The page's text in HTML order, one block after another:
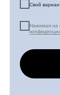
Свой
Нажимая на